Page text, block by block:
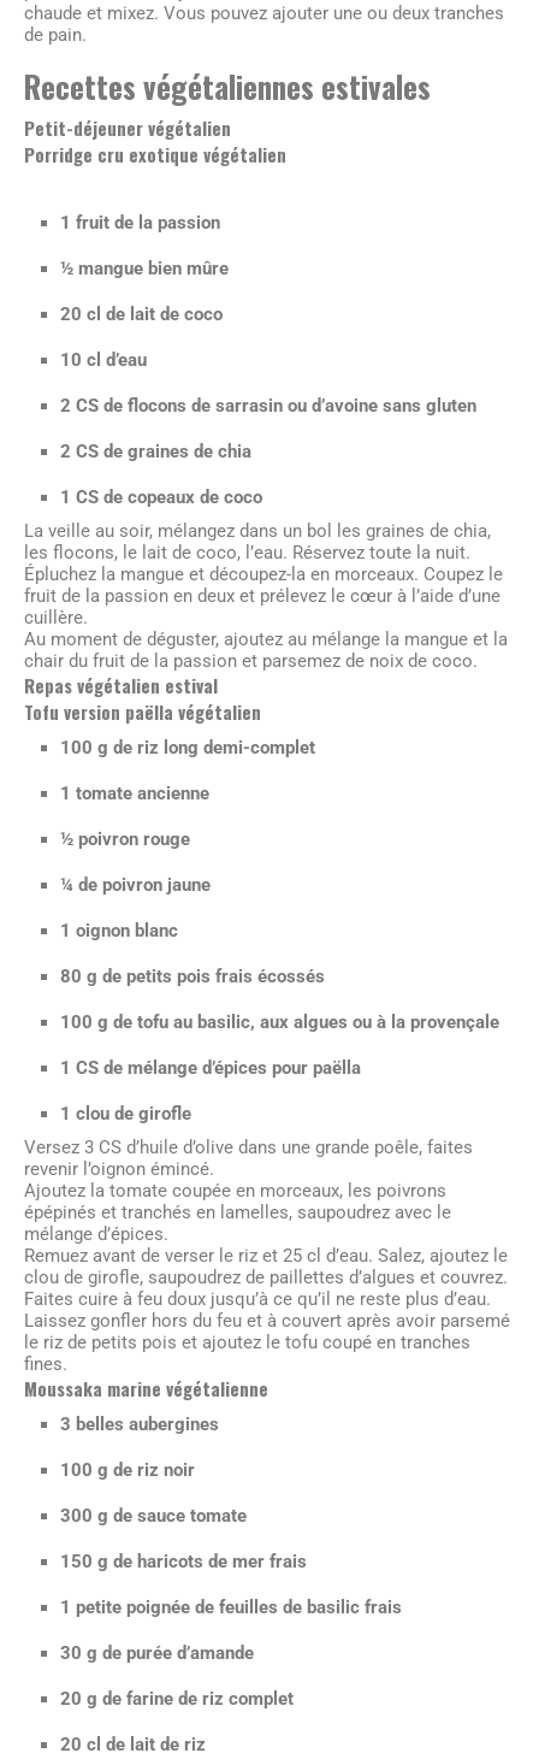
chaude et mixez. Vous pouvez ajouter une ou deux tranches
de pain.
Recettes végétaliennes estivales
Petit-déjeuner végétalien
Porridge cru exotique végétalien
1 fruit de la passion
½ mangue bien mûre
20 cl de lait de coco
10 cl d’eau
2 CS de flocons de sarrasin ou d’avoine sans gluten
2 CS de graines de chia
1 CS de copeaux de coco
La veille au soir, mélangez dans un bol les graines de chia,
les flocons, le lait de coco, l’eau. Réservez toute la nuit.
Épluchez la mangue et découpez-la en morceaux. Coupez le
fruit de la passion en deux et prélevez le cœur à l’aide d’une
cuillère.
Au moment de déguster, ajoutez au mélange la mangue et la
chair du fruit de la passion et parsemez de noix de coco.
Repas végétalien estival
Tofu version paëlla végétalien
100 g de riz long demi-complet
1 tomate ancienne
½ poivron rouge
¼ de poivron jaune
1 oignon blanc
80 g de petits pois frais écossés
100 g de tofu au basilic, aux algues ou à la provençale
1 CS de mélange d’épices pour paëlla
1 clou de girofle
Versez 3 CS d’huile d’olive dans une grande poêle, faites
revenir l’oignon émincé.
Ajoutez la tomate coupée en morceaux, les poivrons
épépinés et tranchés en lamelles, saupoudrez avec le
mélange d’épices.
Remuez avant de verser le riz et 25 cl d’eau. Salez, ajoutez le
clou de girofle, saupoudrez de paillettes d’algues et couvrez.
Faites cuire à feu doux jusqu’à ce qu’il ne reste plus d’eau.
Laissez gonfler hors du feu et à couvert après avoir parsemé
le riz de petits pois et ajoutez le tofu coupé en tranches
fines.
Moussaka marine végétalienne
3 belles aubergines
100 g de riz noir
300 g de sauce tomate
150 g de haricots de mer frais
1 petite poignée de feuilles de basilic frais
30 g de purée d’amande
20 g de farine de riz complet
20 cl de lait de riz